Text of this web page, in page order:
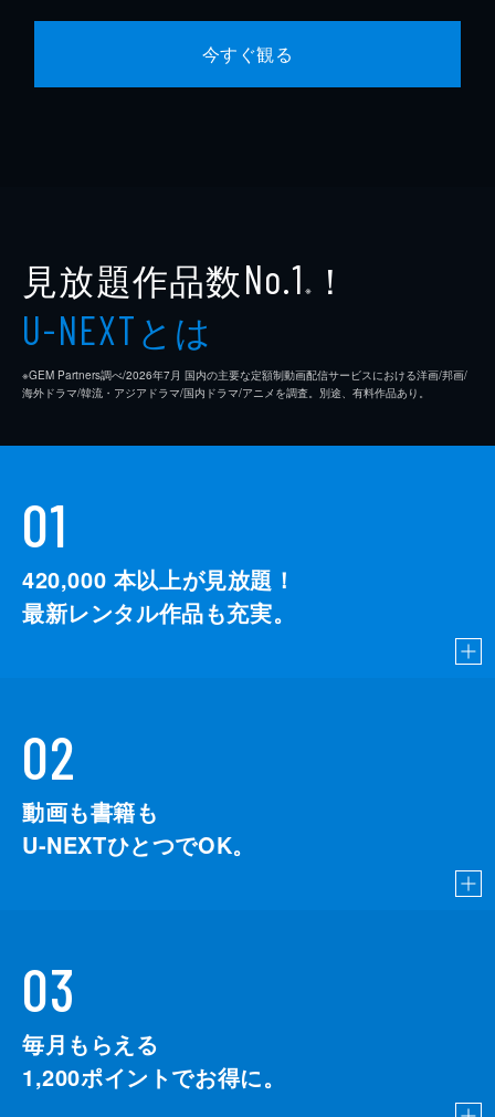
今すぐ観る
見放題作品数No.1 ※ ！
U-NEXTとは
※GEM Partners調べ/2026年7⽉ 国内の主要な定額制動画配信サービスにおける洋画/邦画/
海外ドラマ/韓流・アジアドラマ/国内ドラマ/アニメを調査。別途、有料作品あり。
01
420,000 本以上が見放題！
最新レンタル作品も充実。
02
動画も書籍も
U-NEXTひとつでOK。
03
毎月もらえる
1,200ポイントでお得に。